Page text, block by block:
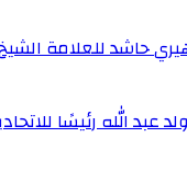
حاشد للعلامة
الله رئيسًا